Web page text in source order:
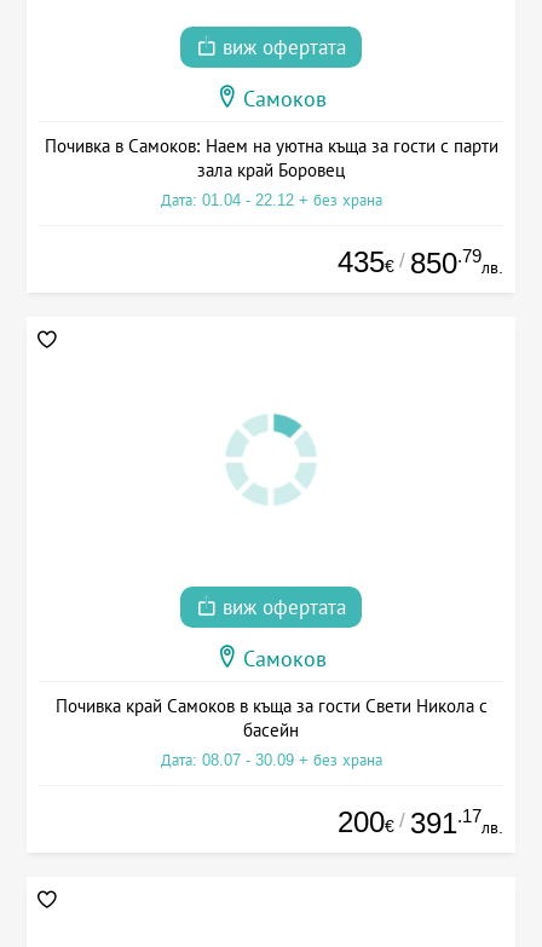
виж офертата
Самоков
Почивка в Самоков: Наем на уютна къща за гости с парти
зала край Боровец
Дата: 01.04 - 22.12 + без храна
435€ / 850.79
лв.
виж офертата
Самоков
Почивка край Самоков в къща за гости Свети Никола с
басейн
Дата: 08.07 - 30.09 + без храна
200€ / 391.17
лв.